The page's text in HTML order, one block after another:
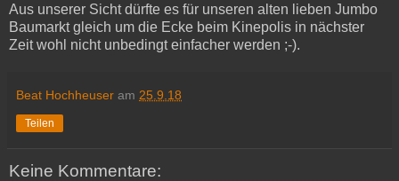
Aus unserer Sicht dürfte es für unseren alten lieben Jumbo
Baumarkt gleich um die Ecke beim Kinepolis in nächster
Zeit wohl nicht unbedingt einfacher werden ;-).
Beat Hochheuser am 25.9.18
Teilen
Keine Kommentare: